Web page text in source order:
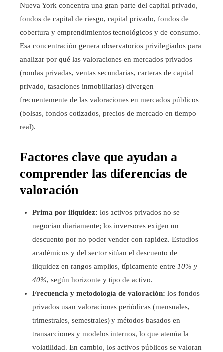
Nueva York concentra una gran parte del capital privado,
fondos de capital de riesgo, capital privado, fondos de
cobertura y emprendimientos tecnológicos y de consumo.
Esa concentración genera observatorios privilegiados para
analizar por qué las valoraciones en mercados privados
(rondas privadas, ventas secundarias, carteras de capital
privado, tasaciones inmobiliarias) divergen
frecuentemente de las valoraciones en mercados públicos
(bolsas, fondos cotizados, precios de mercado en tiempo
real).
Factores clave que ayudan a
comprender las diferencias de
valoración
Prima por iliquidez: los activos privados no se
negocian diariamente; los inversores exigen un
descuento por no poder vender con rapidez. Estudios
académicos y del sector sitúan el descuento de
iliquidez en rangos amplios, típicamente entre 10% y
40%, según horizonte y tipo de activo.
Frecuencia y metodología de valoración: los fondos
privados usan valoraciones periódicas (mensuales,
trimestrales, semestrales) y métodos basados en
transacciones y modelos internos, lo que atenúa la
volatilidad. En cambio, los activos públicos se valoran